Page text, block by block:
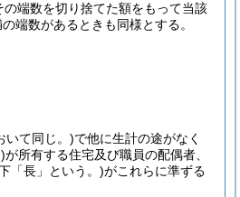
端数を切り捨てた額をもって当該
端数があるときも同様とする。
いて同じ。)で他に生計の途がなく
が所有する住宅及び職員の配偶者、
「長」という。)がこれらに準ずる